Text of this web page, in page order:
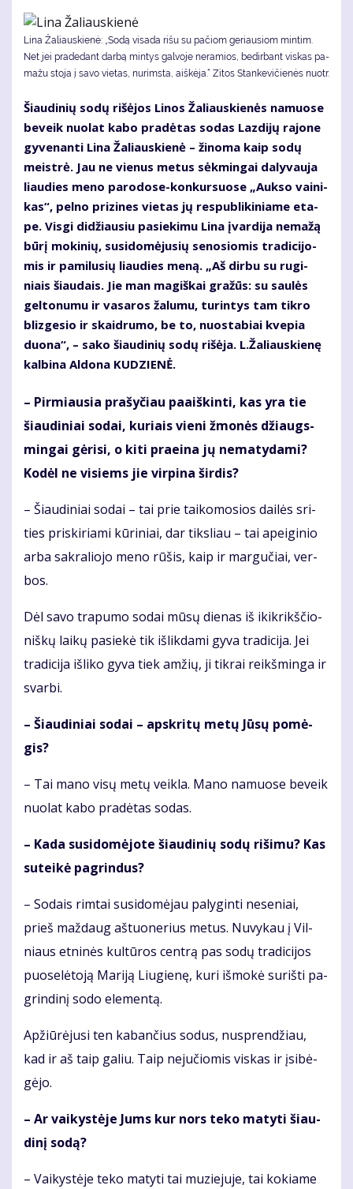
Li­na Ža­liaus­kie­nė: „So­dą vi­sa­da ri­šu su pa­čiom ge­riau­siom min­tim.
Net jei pra­de­dant dar­bą min­tys gal­vo­je ne­ra­mios, be­dir­bant vis­kas pa­
ma­žu sto­ja į sa­vo vie­tas, nu­rims­ta, aiš­kė­ja.“ Zitos Stankevičienės nuotr.
Šiau­di­nių so­dų ri­šė­jos Li­nos Ža­liaus­kie­nės na­muo­se
be­veik nuo­lat ka­bo pra­dė­tas so­das Laz­di­jų ra­jo­ne
gy­ve­nan­ti Li­na Ža­liaus­kie­nė – ži­no­ma kaip so­dų
meist­rė. Jau ne vie­nus me­tus sėk­min­gai da­ly­vau­ja
liau­dies me­no pa­ro­do­se-kon­kur­suo­se „Auk­so vai­ni­
kas“, pel­no pri­zi­nes vie­tas jų res­pub­li­ki­nia­me eta­
pe. Vis­gi di­džiau­siu pa­sie­ki­mu Li­na įvar­di­ja ne­ma­žą
bū­rį mo­ki­nių, su­si­do­mė­ju­sių se­no­sio­mis tra­di­ci­jo­
mis ir pa­mi­lu­sių liau­dies me­ną. „Aš dir­bu su ru­gi­
niais šiau­dais. Jie man ma­giš­kai gra­žūs: su sau­lės
gel­to­nu­mu ir va­sa­ros ža­lu­mu, tu­rin­tys tam tik­ro
bliz­ge­sio ir skaid­ru­mo, be to, nuo­sta­biai kve­pia
duo­na“, – sa­ko šiau­di­nių so­dų ri­šė­ja. L.Ža­liaus­kie­nę
kal­bi­na Al­do­na KU­DZIE­NĖ.
– Pir­miau­sia pra­šy­čiau pa­aiš­kin­ti, kas yra tie
šiau­di­niai so­dai, ku­riais vie­ni žmo­nės džiaugs­
min­gai gė­ri­si, o ki­ti pra­ei­na jų ne­ma­ty­da­mi?
Ko­dėl ne vi­siems jie vir­pi­na šir­dis?
– Šiau­di­niai so­dai – tai prie tai­ko­mo­sios dai­lės sri­
ties pri­ski­ria­mi kū­ri­niai, dar tiks­liau – tai apei­gi­nio
ar­ba sak­ra­lio­jo me­no rū­šis, kaip ir mar­gu­čiai, ver­
bos.
Dėl sa­vo tra­pu­mo so­dai mū­sų die­nas iš ikik­rikš­čio­
niš­kų lai­kų pa­sie­kė tik iš­lik­da­mi gy­va tra­di­ci­ja. Jei
tra­di­ci­ja iš­li­ko gy­va tiek am­žių, ji tik­rai reikš­min­ga ir
svar­bi.
– Šiau­di­niai so­dai – ap­skri­tų me­tų Jū­sų po­mė­
gis?
– Tai ma­no vi­sų me­tų veik­la. Ma­no na­muo­se be­veik
nuo­lat ka­bo pra­dė­tas so­das.
– Ka­da su­si­do­mė­jo­te šiau­di­nių so­dų ri­ši­mu? Kas
su­tei­kė pa­grin­dus?
– So­dais rim­tai su­si­do­mė­jau pa­ly­gin­ti ne­se­niai,
prieš maž­daug aš­tuo­ne­rius me­tus. Nu­vy­kau į Vil­
niaus et­ni­nės kul­tū­ros cen­trą pas so­dų tra­di­ci­jos
puo­se­lė­to­ją Ma­ri­ją Liu­gie­nę, ku­ri iš­mo­kė su­riš­ti pa­
grin­di­nį so­do ele­men­tą.
Ap­žiū­rė­ju­si ten ka­ban­čius so­dus, nu­spren­džiau,
kad ir aš taip ga­liu. Taip ne­ju­čio­mis vis­kas ir įsi­bė­
gė­jo.
– Ar vai­kys­tė­je Jums kur nors te­ko ma­ty­ti šiau­
di­nį so­dą?
– Vai­kys­tė­je te­ko ma­ty­ti tai mu­zie­ju­je, tai ko­kia­me